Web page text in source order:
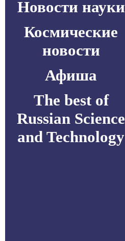
Новости науки
Космические
новости
Афиша
The best of
Russian Science
and Technology